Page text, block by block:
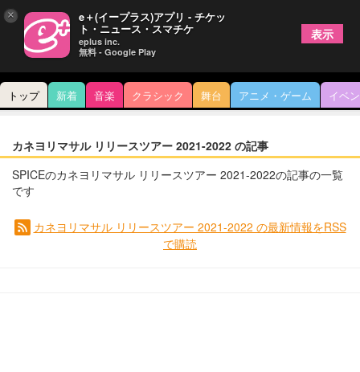
トップ 新着 音楽 クラシック 舞台 アニメ・ゲーム イベ
カネヨリマサル リリースツアー 2021-2022 の記事
SPICEのカネヨリマサル リリースツアー 2021-2022の記事の一覧
です
カネヨリマサル リリースツアー 2021-2022 の最新情報をRSS
で購読
× e＋(イープラス)アプリ - チケッ
ト・ニュース・スマチケ
eplus inc.
無料 - Google Play
表示